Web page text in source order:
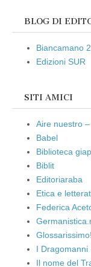
BLOG DI
Biancamano 2
Edizioni SUR
SITI AMICI
Aire nuestro
Babel
Biblioteca
Biblit
Editoriaraba
Etica e
Federica
Glossarissimo!
I Dragomanni
Il nome del